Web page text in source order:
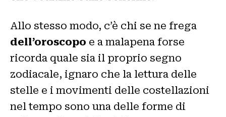
Allo stesso modo, c’è chi se ne frega
dell’oroscopo e a malapena forse
ricorda quale sia il proprio segno
zodiacale, ignaro che la lettura delle
stelle e i movimenti delle costellazioni
nel tempo sono una delle forme di